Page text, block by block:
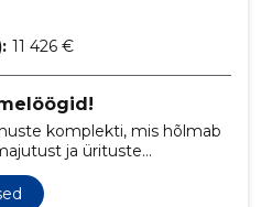
11 426 €
komplekti, mis hõlmab
ja ürituste